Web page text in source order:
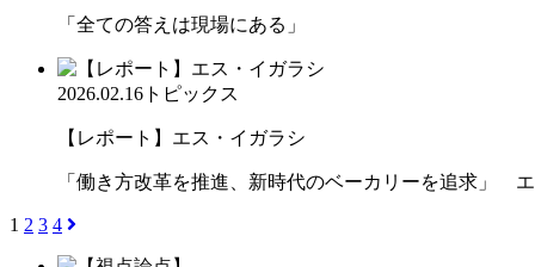
「全ての答えは現場にある」
2026.02.16 トピックス
【レポート】エス・イガラシ
「働き方改革を推進、新時代のベーカリーを追求」
1 2 3 4